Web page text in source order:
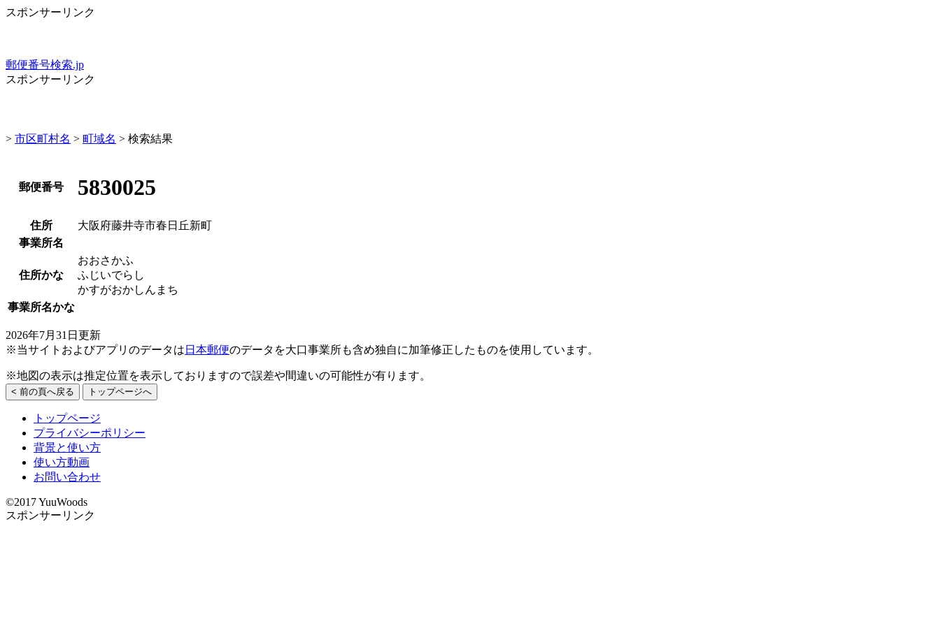
スポンサーリンク
郵便番号検索.jp
スポンサーリンク
> 市区町村名 > 町域名 > 検索結果
郵便番号 5830025
住所
大阪府藤井寺市春日丘新町
事業所名
住所かな
おおさかふ
ふじいでらし
かすがおかしんまち
事業所名かな
2026年7月31日更新
※当サイトおよびアプリのデータは 日本郵便のデータを大口事業所も含め独自に加筆修正したものを使用しています。
※地図の表示は推定位置を表示しておりますので誤差や間違いの可能性が有ります。
< 前の頁へ戻る トップページへ
トップページ
プライバシーポリシー
背景と使い方
使い方動画
お問い合わせ
©2017 YuuWoods
スポンサーリンク